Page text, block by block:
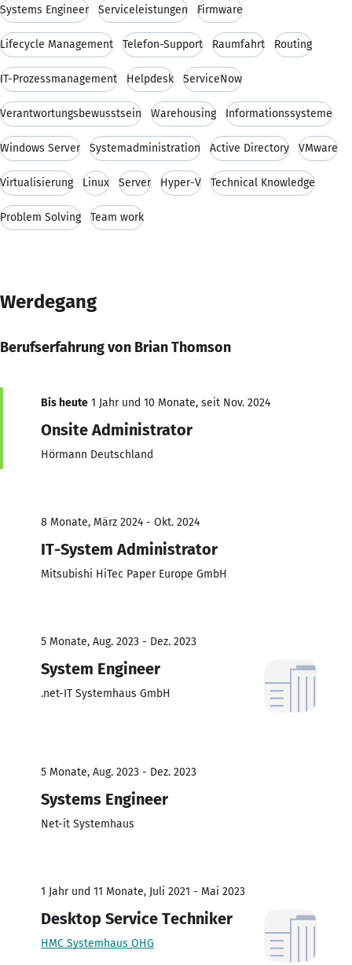
Systems Engineer Serviceleistungen Firmware
Lifecycle Management Telefon-Support Raumfahrt Routing
IT-Prozessmanagement Helpdesk ServiceNow
Verantwortungsbewusstsein Warehousing Informationssysteme
Windows Server Systemadministration Active Directory VMware
Virtualisierung Linux Server Hyper-V Technical Knowledge
Problem Solving Team work
Werdegang
Berufserfahrung von Brian Thomson
Bis heute 1 Jahr und 10 Monate, seit Nov. 2024
Onsite Administrator
Hörmann Deutschland
8 Monate, März 2024 - Okt. 2024
IT-System Administrator
Mitsubishi HiTec Paper Europe GmbH
5 Monate, Aug. 2023 - Dez. 2023
System Engineer
.net-IT Systemhaus GmbH
5 Monate, Aug. 2023 - Dez. 2023
Systems Engineer
Net-it Systemhaus
1 Jahr und 11 Monate, Juli 2021 - Mai 2023
Desktop Service Techniker
HMC Systemhaus OHG